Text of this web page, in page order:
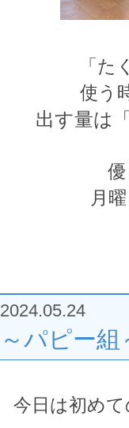
「
使う
出す量は
月
2024.05.24
～パピー組
今日は初め